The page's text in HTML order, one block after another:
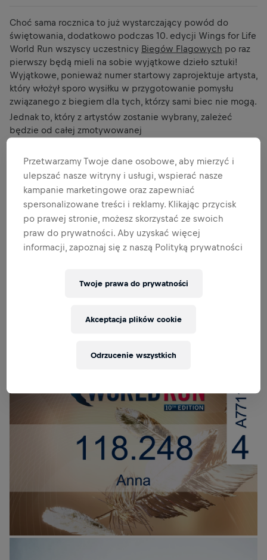
Choć sama rocznica to już wystarczający powód do
świętowania, dodatkowo podczas 10. edycji Wings for Life
World Run wszyscy uczestnicy Biegów Flagowych po raz
pierwszy będą mieli na sobie wyjątkowe dzieło sztuki!
Wyjątkowe, ponieważ numer startowy zaprojektuje artysta,
który włożył sporo wysiłku w przygotowanie pomysłu
związanego z biegiem dla tych, którzy sami biec nie mogą.
Jednak to, który z artystów zostanie wybrany, zależeć
będzie od całej zmotywowanej
Każdy może oddać swój głos między 23 lutego a 2 marca
2023, aby pomóc zadecydować, z którym numerem
startowym pobiegniemy 7 maja 2023. Do wyboru są trzy
bardzo różne projekty, których autorami są Takayuki
Matsumine, Flowsofly i Yan Waligora, trzej światowej sławy
artyści z Japonii, Austrii i Brazylii. Ale najpierw rzucimy
trochę światła na życie i twórczość tego kreatywnego
triumwiratu.
TAKAYUKI MATSUMINE, 37, JAPONIA
Przetwarzamy Twoje dane osobowe, aby mierzyć i
ulepszać nasze witryny i usługi, wspierać nasze
kampanie marketingowe oraz zapewniać
spersonalizowane treści i reklamy. Klikając przycisk
po prawej stronie, możesz skorzystać ze swoich
praw do prywatności. Aby uzyskać więcej
informacji, zapoznaj się z naszą Polityką prywatności
Twoje prawa do prywatności
Odrzucenie wszystkich
Akceptacja plików cookie